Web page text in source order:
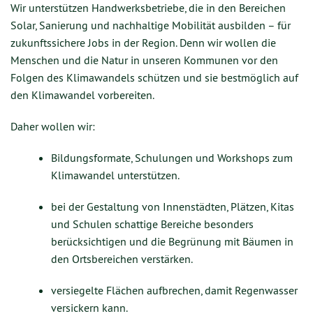
Wir unterstützen Handwerksbetriebe, die in den Bereichen
Solar, Sanierung und nachhaltige Mobilität ausbilden – für
zukunftssichere Jobs in der Region. Denn wir wollen die
Menschen und die Natur in unseren Kommunen vor den
Folgen des Klimawandels schützen und sie bestmöglich auf
den Klimawandel vorbereiten.
Daher wollen wir:
Bildungsformate, Schulungen und Workshops zum
Klimawandel unterstützen.
bei der Gestaltung von Innenstädten, Plätzen, Kitas
und Schulen schattige Bereiche besonders
berücksichtigen und die Begrünung mit Bäumen in
den Ortsbereichen verstärken.
versiegelte Flächen aufbrechen, damit Regenwasser
versickern kann.